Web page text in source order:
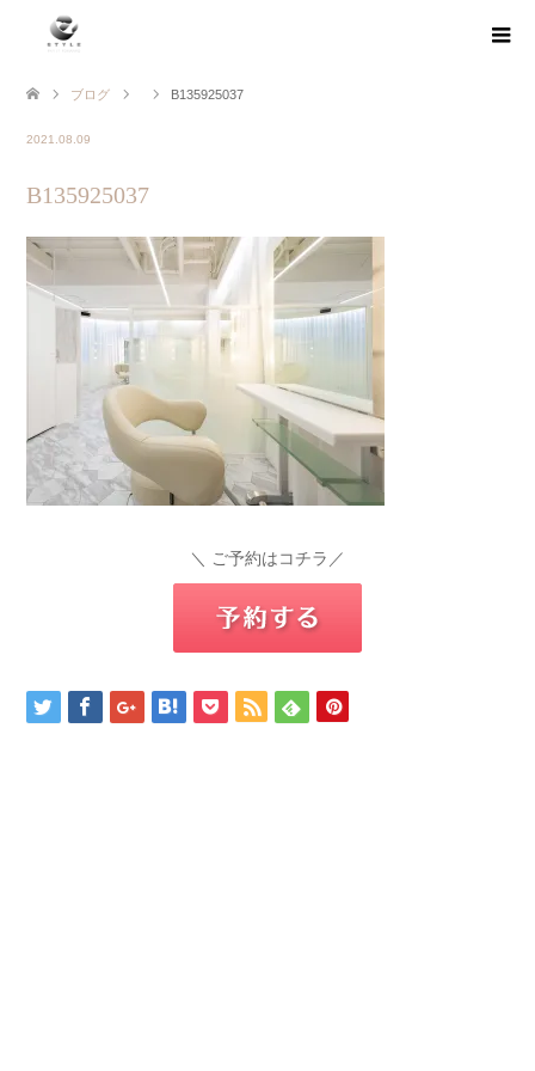
ブログ B135925037
2021.08.09
B135925037
＼ ご予約はコチラ／